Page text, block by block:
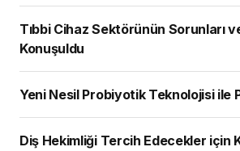
Tıbbi Cihaz Sektörünün Sorunları
Konuşuldu
Yeni Nesil Probiyotik Teknolojisi ile
Diş Hekimliği Tercih Edecekler için Kontenjanlar Belli